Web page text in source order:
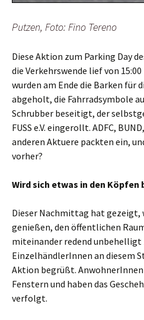
Putzen, Foto: Fino Tereno
Diese Aktion zum Parking Day
die Verkehrswende lief von
wurden am Ende die Barken für
abgeholt, die Fahrradsymbole
Schrubber beseitigt, der
FUSS e.V. eingerollt. ADFC,
anderen Aktuere packten ein,
vorher?
Wird sich etwas in den Köpfen
Dieser Nachmittag hat gezeigt,
genießen, den öffentlichen
miteinander redend unbehelligt
EinzelhändlerInnen an diesem
Aktion begrüßt.
Fenstern und haben das
verfolgt.